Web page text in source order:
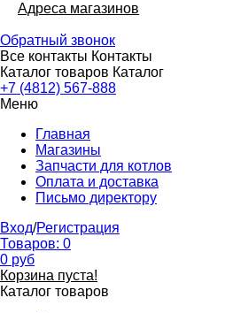
Адреса магазинов
Обратный звонок
Все контакты Контакты
Каталог товаров Каталог
+7 (4812) 567-888
Меню
Главная
Магазины
Запчасти для котлов
Оплата и доставка
Письмо директору
Вход/Регистрация
Товаров: 0
0 руб
Корзина пуста!
Каталог товаров